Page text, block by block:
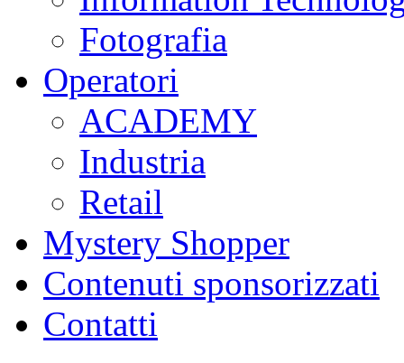
Fotografia
Operatori
ACADEMY
Industria
Retail
Mystery Shopper
Contenuti sponsorizzati
Contatti